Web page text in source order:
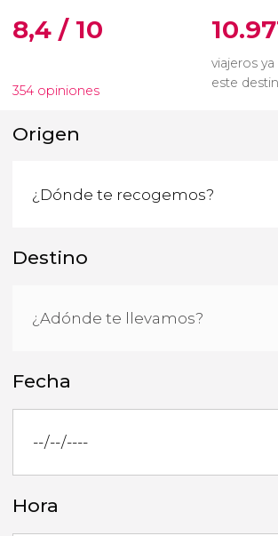
8,4 / 10
354 opiniones
viajeros
este
Origen
Destino
Fecha
Hora